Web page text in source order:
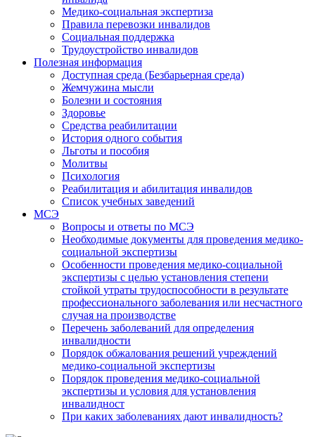
Медико-социальная экспертиза
Правила перевозки инвалидов
Социальная поддержка
Трудоустройство инвалидов
Полезная информация
Доступная среда (Безбарьерная среда)
Жемчужина мысли
Болезни и состояния
Здоровье
Средства реабилитации
История одного события
Льготы и пособия
Молитвы
Психология
Реабилитация и абилитация инвалидов
Список учебных заведений
МСЭ
Вопросы и ответы по МСЭ
Необходимые документы для проведения медико-
социальной экспертизы
Особенности проведения медико-социальной
экспертизы с целью установления степени
стойкой утраты трудоспособности в результате
профессионального заболевания или несчастного
случая на производстве
Перечень заболеваний для определения
инвалидности
Порядок обжалования решений учреждений
медико-социальной экспертизы
Порядок проведения медико-социальной
экспертизы и условия для установления
инвалидност
При каких заболеваниях дают инвалидность?